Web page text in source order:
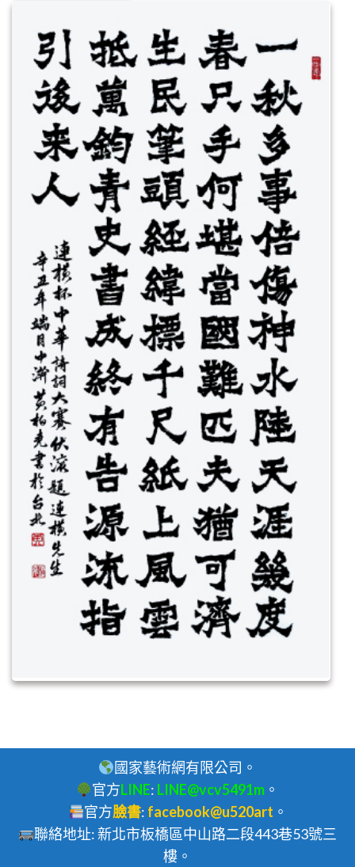
國家藝術網有限公司。
官方LINE: LINE@vcv5491m 。
官方臉書: facebook@u520art 。
聯絡地址: 新北市板橋區中山路二段443巷53號三
樓。